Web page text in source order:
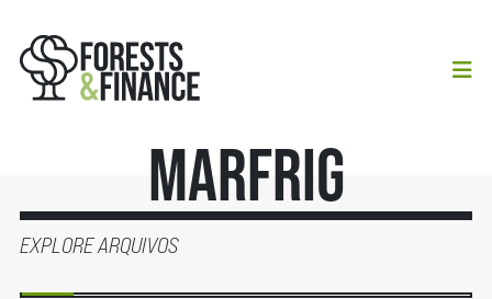
Marfrig
EXPLORE ARQUIVOS